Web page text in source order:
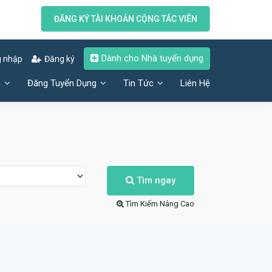
ĐĂNG KÝ TÀI KHOẢN CỘNG TÁC VIÊN
nhập Đăng ký Dành cho Nhà tuyển dụng
Đăng Tuyển Dụng Tin Tức Liên Hệ
Tìm ngay
Tìm Kiếm Nâng Cao